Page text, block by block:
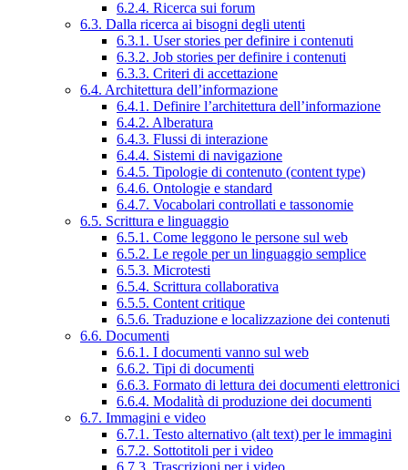
6.2.4. Ricerca sui forum
6.3. Dalla ricerca ai bisogni degli utenti
6.3.1. User stories per definire i contenuti
6.3.2. Job stories per definire i contenuti
6.3.3. Criteri di accettazione
6.4. Architettura dell’informazione
6.4.1. Definire l’architettura dell’informazione
6.4.2. Alberatura
6.4.3. Flussi di interazione
6.4.4. Sistemi di navigazione
6.4.5. Tipologie di contenuto (content type)
6.4.6. Ontologie e standard
6.4.7. Vocabolari controllati e tassonomie
6.5. Scrittura e linguaggio
6.5.1. Come leggono le persone sul web
6.5.2. Le regole per un linguaggio semplice
6.5.3. Microtesti
6.5.4. Scrittura collaborativa
6.5.5. Content critique
6.5.6. Traduzione e localizzazione dei contenuti
6.6. Documenti
6.6.1. I documenti vanno sul web
6.6.2. Tipi di documenti
6.6.3. Formato di lettura dei documenti elettronici
6.6.4. Modalità di produzione dei documenti
6.7. Immagini e video
6.7.1. Testo alternativo (alt text) per le immagini
6.7.2. Sottotitoli per i video
6.7.3. Trascrizioni per i video